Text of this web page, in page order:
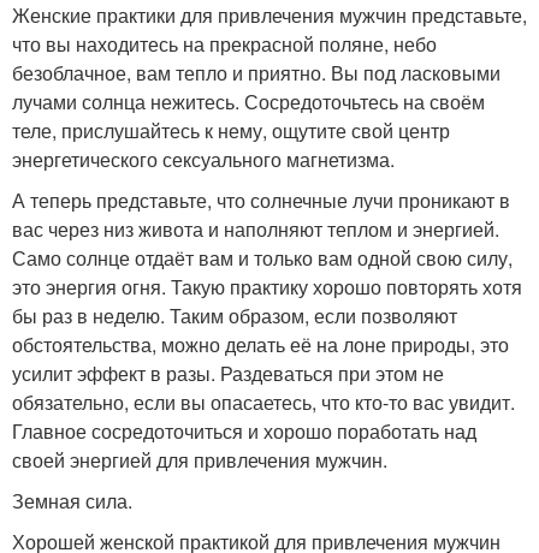
Женские практики для привлечения мужчин представьте,
что вы находитесь на прекрасной поляне, небо
безоблачное, вам тепло и приятно. Вы под ласковыми
лучами солнца нежитесь. Сосредоточьтесь на своём
теле, прислушайтесь к нему, ощутите свой центр
энергетического сексуального магнетизма.
А теперь представьте, что солнечные лучи проникают в
вас через низ живота и наполняют теплом и энергией.
Само солнце отдаёт вам и только вам одной свою силу,
это энергия огня. Такую практику хорошо повторять хотя
бы раз в неделю. Таким образом, если позволяют
обстоятельства, можно делать её на лоне природы, это
усилит эффект в разы. Раздеваться при этом не
обязательно, если вы опасаетесь, что кто-то вас увидит.
Главное сосредоточиться и хорошо поработать над
своей энергией для привлечения мужчин.
Земная сила.
Хорошей женской практикой для привлечения мужчин